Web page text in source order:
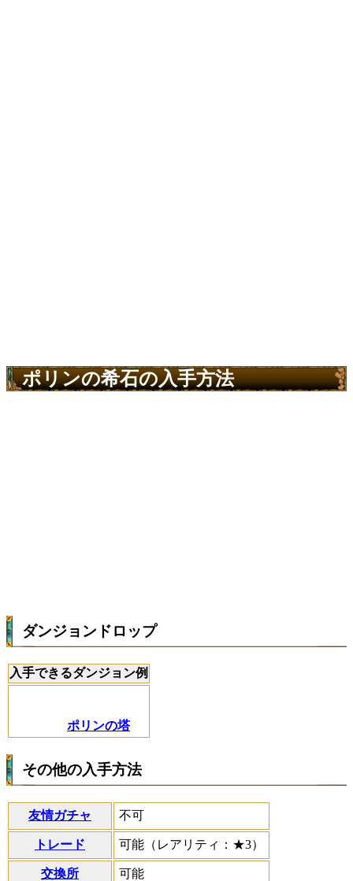
ポリンの希石の入手方法
ダンジョンドロップ
入手できるダンジョン例
ポリンの塔
その他の入手方法
友情ガチャ 不可
トレード 可能（レアリティ：★3）
交換所 可能